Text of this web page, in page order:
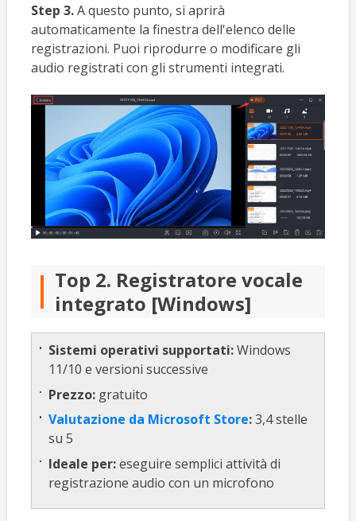
Step 3.A questo punto, si aprirà
automaticamente la finestra dell'elenco delle
registrazioni. Puoi riprodurre o modificare gli
audio registrati con gli strumenti integrati.
Top 2. Registratore vocale
integrato [Windows]
Sistemi operativi supportati:Windows
11/10 e versioni successive
Prezzo: gratuito
Valutazione da Microsoft Store:3,4 stelle
su 5
Ideale per:eseguire semplici attività di
registrazione audio con un microfono